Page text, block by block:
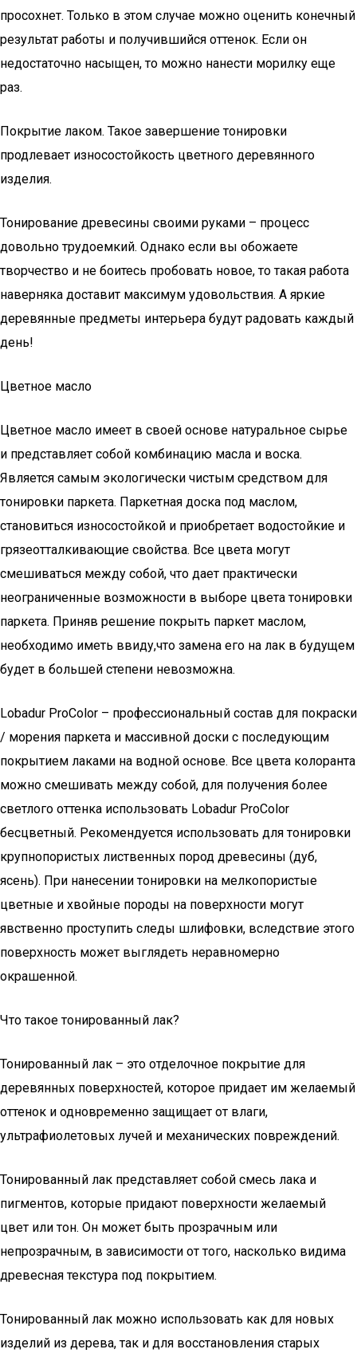
просохнет. Только в этом случае можно оценить конечный
результат работы и получившийся оттенок. Если он
недостаточно насыщен, то можно нанести морилку еще
раз.
Покрытие лаком. Такое завершение тонировки
продлевает износостойкость цветного деревянного
изделия.
Тонирование древесины своими руками – процесс
довольно трудоемкий. Однако если вы обожаете
творчество и не боитесь пробовать новое, то такая работа
наверняка доставит максимум удовольствия. А яркие
деревянные предметы интерьера будут радовать каждый
день!
Цветное масло
Цветное масло имеет в своей основе натуральное сырье
и представляет собой комбинацию масла и воска.
Является самым экологически чистым средством для
тонировки паркета. Паркетная доска под маслом,
становиться износостойкой и приобретает водостойкие и
грязеотталкивающие свойства. Все цвета могут
смешиваться между собой, что дает практически
неограниченные возможности в выборе цвета тонировки
паркета. Приняв решение покрыть паркет маслом,
необходимо иметь ввиду,что замена его на лак в будущем
будет в большей степени невозможна.
Lobadur ProColor – профессиональный состав для покраски
/ морения паркета и массивной доски c последующим
покрытием лаками на водной основе. Все цвета колоранта
можно смешивать между собой, для получения более
светлого оттенка использовать Lobadur ProColor
бесцветный. Рекомендуется использовать для тонировки
крупнопористых лиственных пород древесины (дуб,
ясень). При нанесении тонировки на мелкопористые
цветные и хвойные породы на поверхности могут
явственно проступить следы шлифовки, вследствие этого
поверхность может выглядеть неравномерно
окрашенной.
Что такое тонированный лак?
Тонированный лак – это отделочное покрытие для
деревянных поверхностей, которое придает им желаемый
оттенок и одновременно защищает от влаги,
ультрафиолетовых лучей и механических повреждений.
Тонированный лак представляет собой смесь лака и
пигментов, которые придают поверхности желаемый
цвет или тон. Он может быть прозрачным или
непрозрачным, в зависимости от того, насколько видима
древесная текстура под покрытием.
Тонированный лак можно использовать как для новых
изделий из дерева, так и для восстановления старых